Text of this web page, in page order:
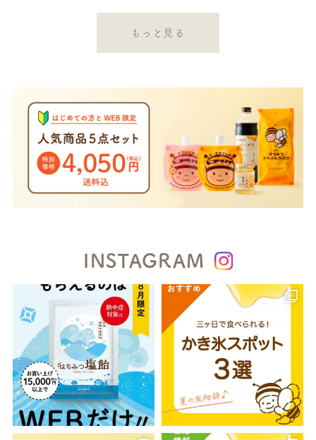
もっと見る
INSTAGRAM